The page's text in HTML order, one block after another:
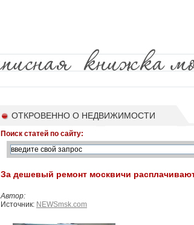
ОТКРОВЕННО О НЕДВИЖИМОСТИ
Поиск статей по сайту:
За дешевый ремонт москвичи
Автор:
Источник: NEWSmsk.com